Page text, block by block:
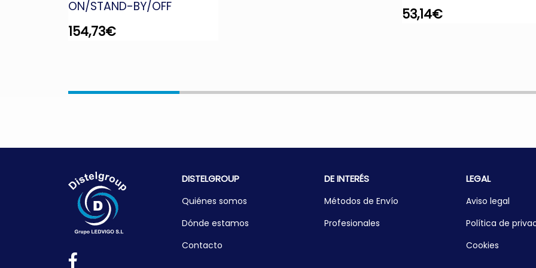
ON/STAND-BY/OFF
154,73€
53,14€
DISTELGROUP
Quiénes somos
Dónde estamos
Contacto
DE INTERÉS
Métodos de Envío
Profesionales
LEGAL
Aviso legal
Política de
Cookies